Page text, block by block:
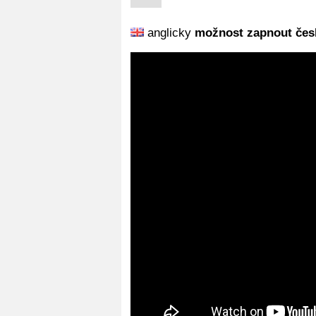
anglicky možnost zapnout